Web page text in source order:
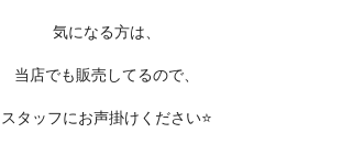
気になる方は、
当店でも販売してるので、
スタッフにお声掛けください⭐️